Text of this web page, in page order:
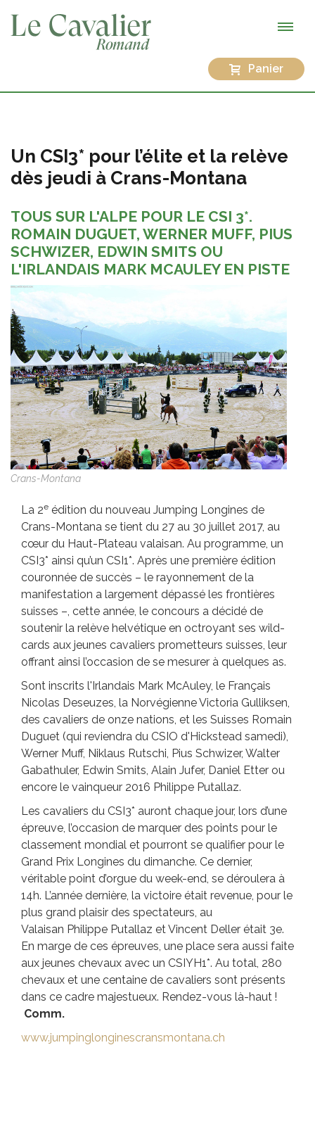
Panier
Un CSI3* pour l’élite et la relève
dès jeudi à Crans-Montana
TOUS SUR L'ALPE POUR LE CSI 3*.
ROMAIN DUGUET, WERNER MUFF, PIUS
SCHWIZER, EDWIN SMITS OU
L'IRLANDAIS MARK MCAULEY EN PISTE
Crans-Montana
La 2e édition du nouveau Jumping Longines de
Crans-Montana se tient du 27 au 30 juillet 2017, au
cœur du Haut-Plateau valaisan. Au programme, un
CSI3* ainsi qu’un CSI1*. Après une première édition
couronnée de succès – le rayonnement de la
manifestation a largement dépassé les frontières
suisses –, cette année, le concours a décidé de
soutenir la relève helvétique en octroyant ses wild-
cards aux jeunes cavaliers prometteurs suisses, leur
offrant ainsi l’occasion de se mesurer à quelques as.
Sont inscrits l'Irlandais Mark McAuley, le Français
Nicolas Deseuzes, la Norvégienne Victoria Gulliksen,
des cavaliers de onze nations, et les Suisses Romain
Duguet (qui reviendra du CSIO d'Hickstead samedi),
Werner Muff, Niklaus Rutschi, Pius Schwizer, Walter
Gabathuler, Edwin Smits, Alain Jufer, Daniel Etter ou
encore le vainqueur 2016 Philippe Putallaz.
Les cavaliers du CSI3* auront chaque jour, lors d’une
épreuve, l’occasion de marquer des points pour le
classement mondial et pourront se qualifier pour le
Grand Prix Longines du dimanche. Ce dernier,
véritable point d’orgue du week-end, se déroulera à
14h. L’année dernière, la victoire était revenue, pour le
plus grand plaisir des spectateurs, au
Valaisan Philippe Putallaz et Vincent Deller était 3e.
En marge de ces épreuves, une place sera aussi faite
aux jeunes chevaux avec un CSIYH1*. Au total, 280
chevaux et une centaine de cavaliers sont présents
dans ce cadre majestueux. Rendez-vous là-haut !
Comm.
www.jumpinglonginescransmontana.ch